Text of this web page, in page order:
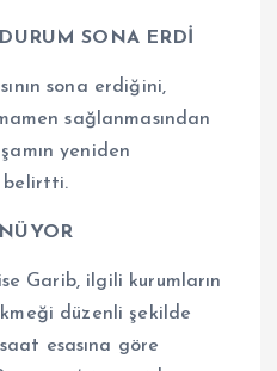
SONA ERDİ
sona erdiğini,
sağlanmasından
yeniden
belirtti.
Garib, ilgili kurumların
düzenli şekilde
saat esasına göre